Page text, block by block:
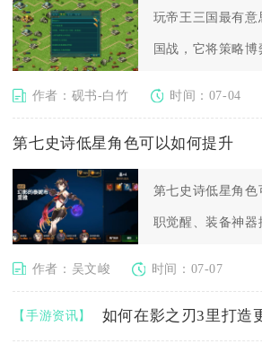
玩帝王三国最有
国战，它将策略博
作者：砚书-白竹 时间：07-04
第七史诗低星角色可以如何提升
第七史诗低星角
职觉醒、装备神器
作者：吴文峻 时间：07-07
【手游资讯】